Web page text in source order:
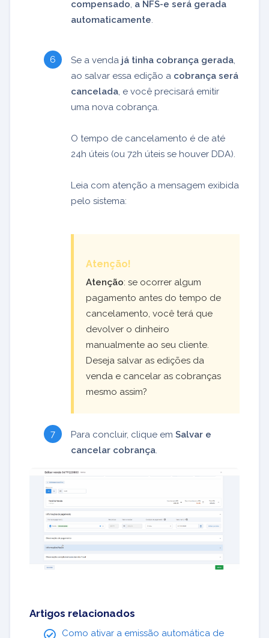
compensado a NFS-e será gerada
automaticamente
Se a venda já tinha cobrança gerada
ao salvar essa edição a cobrança será
cancelada , e você precisará emitir
uma nova cobrança.
O tempo de cancelamento é de até
24h úteis (ou 72h úteis se houver DDA).
Leia com atenção a mensagem exibida
pelo sistema:
Atenção!
Atenção: se ocorrer algum
pagamento antes do tempo de
cancelamento, você terá que
devolver o dinheiro
manualmente ao seu cliente.
Deseja salvar as edições da
venda e cancelar as cobranças
mesmo assim?
Para concluir, clique em Salvar e
cancelar cobrança.
Artigos relacionados
Como ativar a emissão automática de